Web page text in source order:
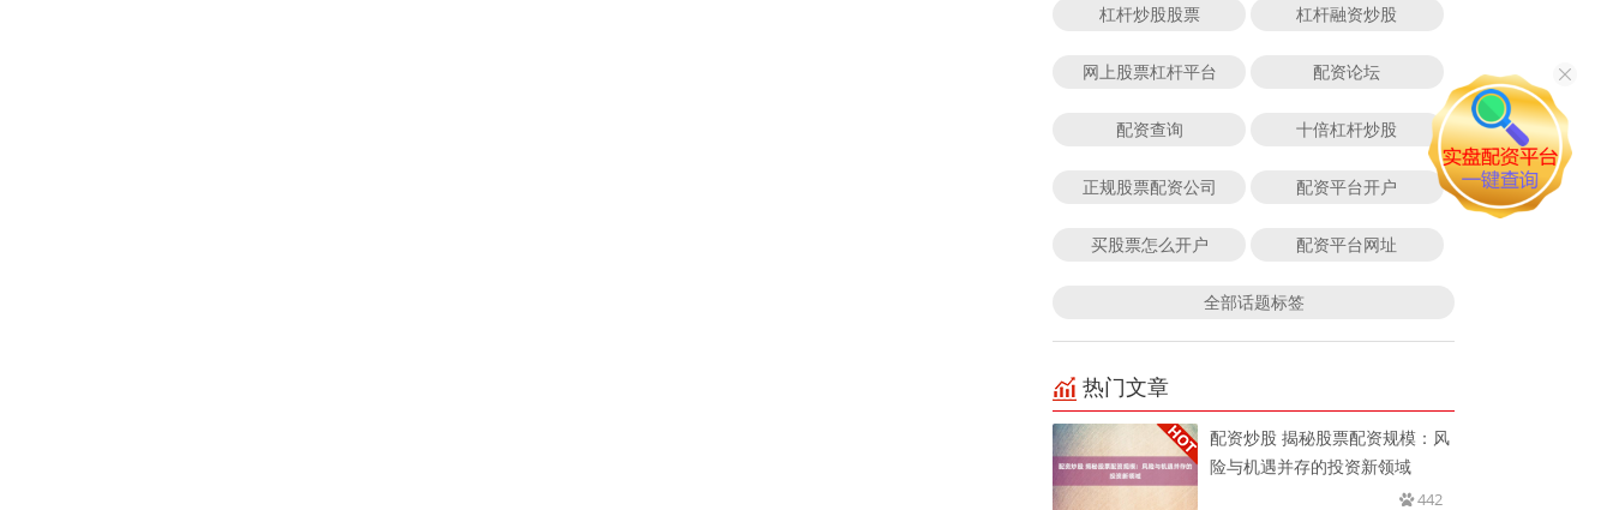
杠杆炒股股票 杠杆融资炒股
网上股票杠杆平台 配资论坛
配资查询 十倍杠杆炒股
正规股票配资公司 配资平台开户
买股票怎么开户 配资平台网址
全部话题标签
热门文章
配资炒股 揭秘股票配资规模：风
险与机遇并存的投资新领域
442